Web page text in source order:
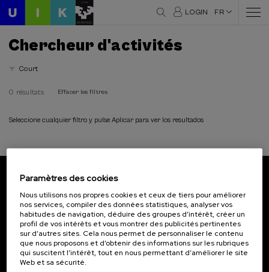
LOGIN FR
Chercheur d'activités
Court
0 résultats Effacer les filtres
Seleccione cualquier filtro y pulse Aplicar para ver los resultados
Inscrivez-vous pour être le premier à recevoir les
actualités de l'UIK.
S'abonner
Paramètres des cookies
Nous utilisons nos propres cookies et ceux de tiers pour améliorer
nos services, compiler des données statistiques, analyser vos
habitudes de navigation, déduire des groupes d’intérêt, créer un
profil de vos intérêts et vous montrer des publicités pertinentes
sur d’autres sites. Cela nous permet de personnaliser le contenu
que nous proposons et d’obtenir des informations sur les rubriques
qui suscitent l’intérêt, tout en nous permettant d’améliorer le site
Web et sa sécurité.